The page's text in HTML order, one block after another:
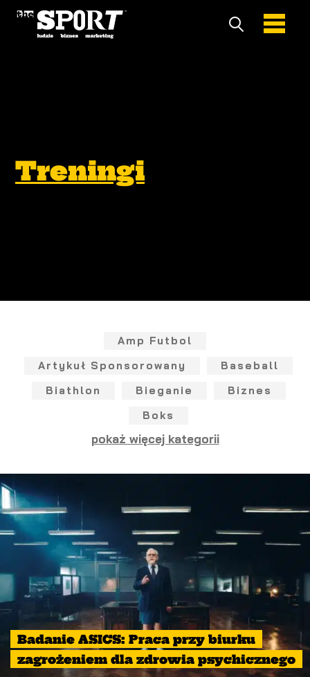
Treningi
Amp Futbol
Artykuł Sponsorowany
Baseball
Biathlon
Bieganie
Biznes
Boks
pokaż więcej kategorii
Badanie ASICS: Praca przy biurku
zagrożeniem dla zdrowia psychicznego